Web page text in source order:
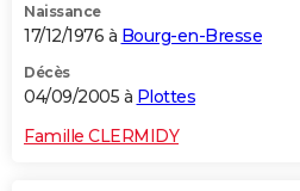
Naissance
17/12/1976 à Bourg-en-Bresse
Décès
04/09/2005 à Plottes
Famille CLERMIDY